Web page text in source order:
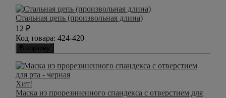
Стальная цепь (произвольная длина)
12 ₽
Код товара: 424-420
В корзину
Хит!
Маска из прорезиненного спандекса с отверстием для